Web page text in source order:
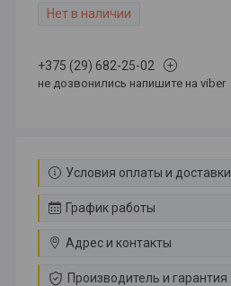
Нет в наличии
+375 (29) 682-25-02
не дозвонились напишите на viber
Условия оплаты и доставки
График работы
Адрес и контакты
Производитель и гарантия